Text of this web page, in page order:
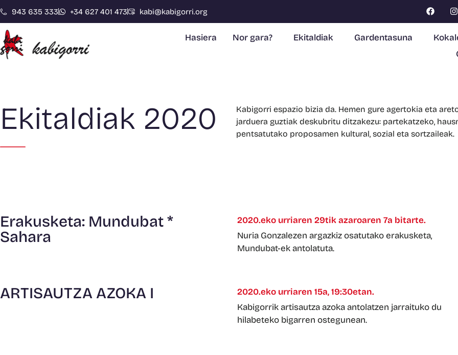
943 635 333 +34 627 401 473 kabi@kabigorri.org
Hasiera Nor gara? Ekitaldiak Gardentasuna
Ekitaldiak 2020
Kabigorri espazio bizia da. Hemen gure agertokia eta
jarduera guztiak deskubritu ditzakezu: partekatzeko,
pentsatutako proposamen kultural, sozial eta sortzaileak.
Erakusketa: Mundubat *
Sahara
2020.eko urriaren 29tik azaroaren 7a bitarte.
Nuria Gonzalezen argazkiz osatutako erakusketa,
Mundubat-ek antolatuta.
ARTISAUTZA AZOKA I
2020.eko urriaren 15a, 19:30etan.
Kabigorrik artisautza azoka antolatzen jarraituko du
hilabeteko bigarren ostegunean.